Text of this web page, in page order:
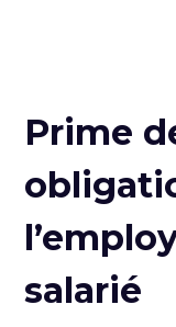
Prime
salarié